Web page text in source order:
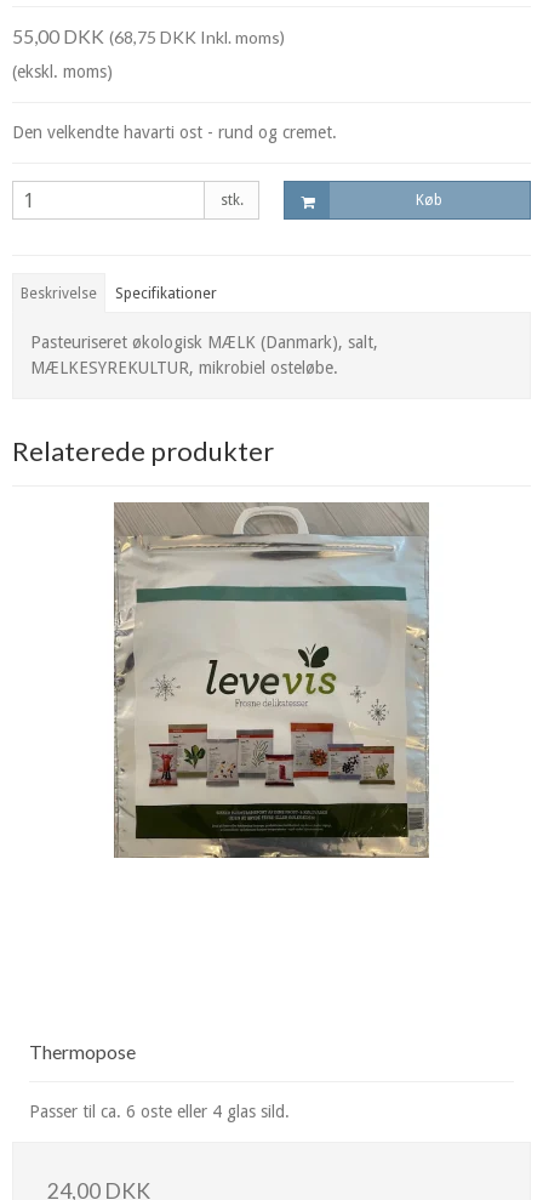
55,00 DKK (68,75 DKK Inkl. moms)
(ekskl. moms)
Den velkendte havarti ost - rund og cremet.
stk. Køb
Beskrivelse Specifikationer
Pasteuriseret økologisk MÆLK (Danmark), salt,
MÆLKESYREKULTUR, mikrobiel osteløbe.
Relaterede produkter
Thermopose
Passer til ca. 6 oste eller 4 glas sild.
24,00 DKK